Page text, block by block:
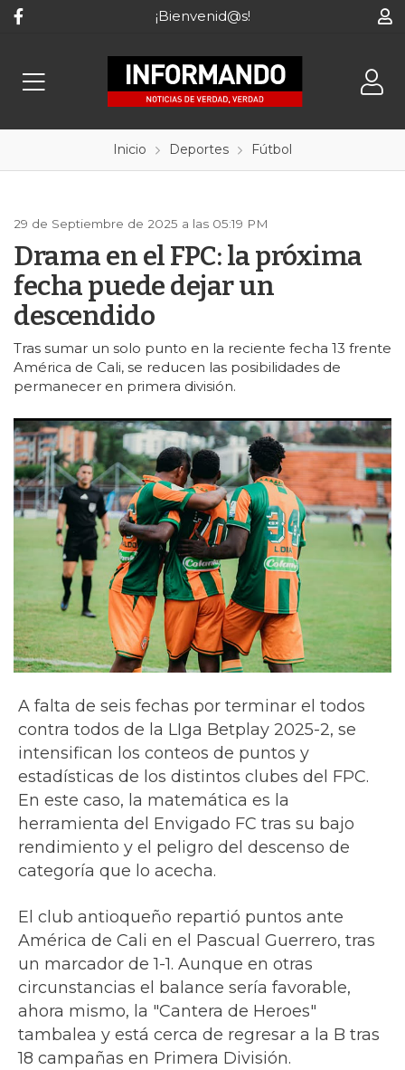
¡Bienvenid@s!
Inicio Deportes Fútbol
29 de Septiembre de 2025 a las 05:19 PM
Drama en el FPC: la próxima
fecha puede dejar un
descendido
Tras sumar un solo punto en la reciente fecha 13 frente
América de Cali, se reducen las posibilidades de
permanecer en primera división.
A falta de seis fechas por terminar el todos
contra todos de la LIga Betplay 2025-2, se
intensifican los conteos de puntos y
estadísticas de los distintos clubes del FPC.
En este caso, la matemática es la
herramienta del Envigado FC tras su bajo
rendimiento y el peligro del descenso de
categoría que lo acecha.
El club antioqueño repartió puntos ante
América de Cali en el Pascual Guerrero, tras
un marcador de 1-1. Aunque en otras
circunstancias el balance sería favorable,
ahora mismo, la "Cantera de Heroes"
tambalea y está cerca de regresar a la B tras
18 campañas en Primera División.